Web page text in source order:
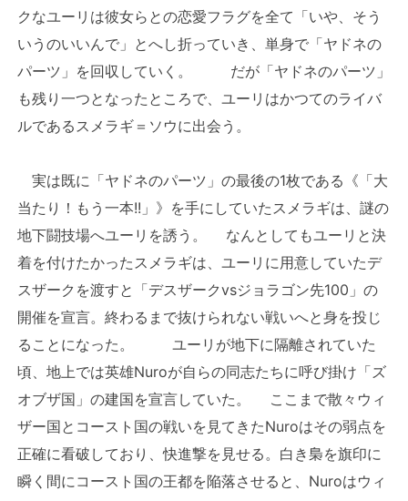
クなユーリは彼女らとの恋愛フラグを全て「いや、そう
いうのいいんで」とへし折っていき、単身で「ヤドネの
パーツ」を回収していく。 だが「ヤドネのパーツ」
も残り一つとなったところで、ユーリはかつてのライバ
ルであるスメラギ＝ソウに出会う。
実は既に「ヤドネのパーツ」の最後の1枚である《「大
当たり！もう一本!!」》を手にしていたスメラギは、謎の
地下闘技場へユーリを誘う。 なんとしてもユーリと決
着を付けたかったスメラギは、ユーリに用意していたデ
スザークを渡すと「デスザークvsジョラゴン先100」の
開催を宣言。終わるまで抜けられない戦いへと身を投じ
ることになった。 ユーリが地下に隔離されていた
頃、地上では英雄Nuroが自らの同志たちに呼び掛け「ズ
オブザ国」の建国を宣言していた。 ここまで散々ウィ
ザー国とコースト国の戦いを見てきたNuroはその弱点を
正確に看破しており、快進撃を見せる。白き梟を旗印に
瞬く間にコースト国の王都を陥落させると、Nuroはウィ